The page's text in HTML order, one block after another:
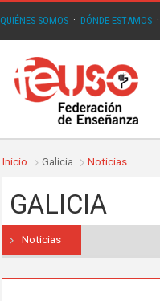
QUIÉNES SOMOS · DÓNDE ESTAMOS ·
Inicio Galicia Noticias
GALICIA
Noticias